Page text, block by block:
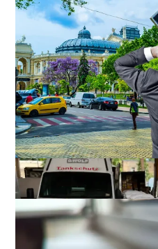
В Одесі оновили список
повний довідник старих і
18-07-2026 в 15:37
ВИБІР РЕДАКЦІЇ